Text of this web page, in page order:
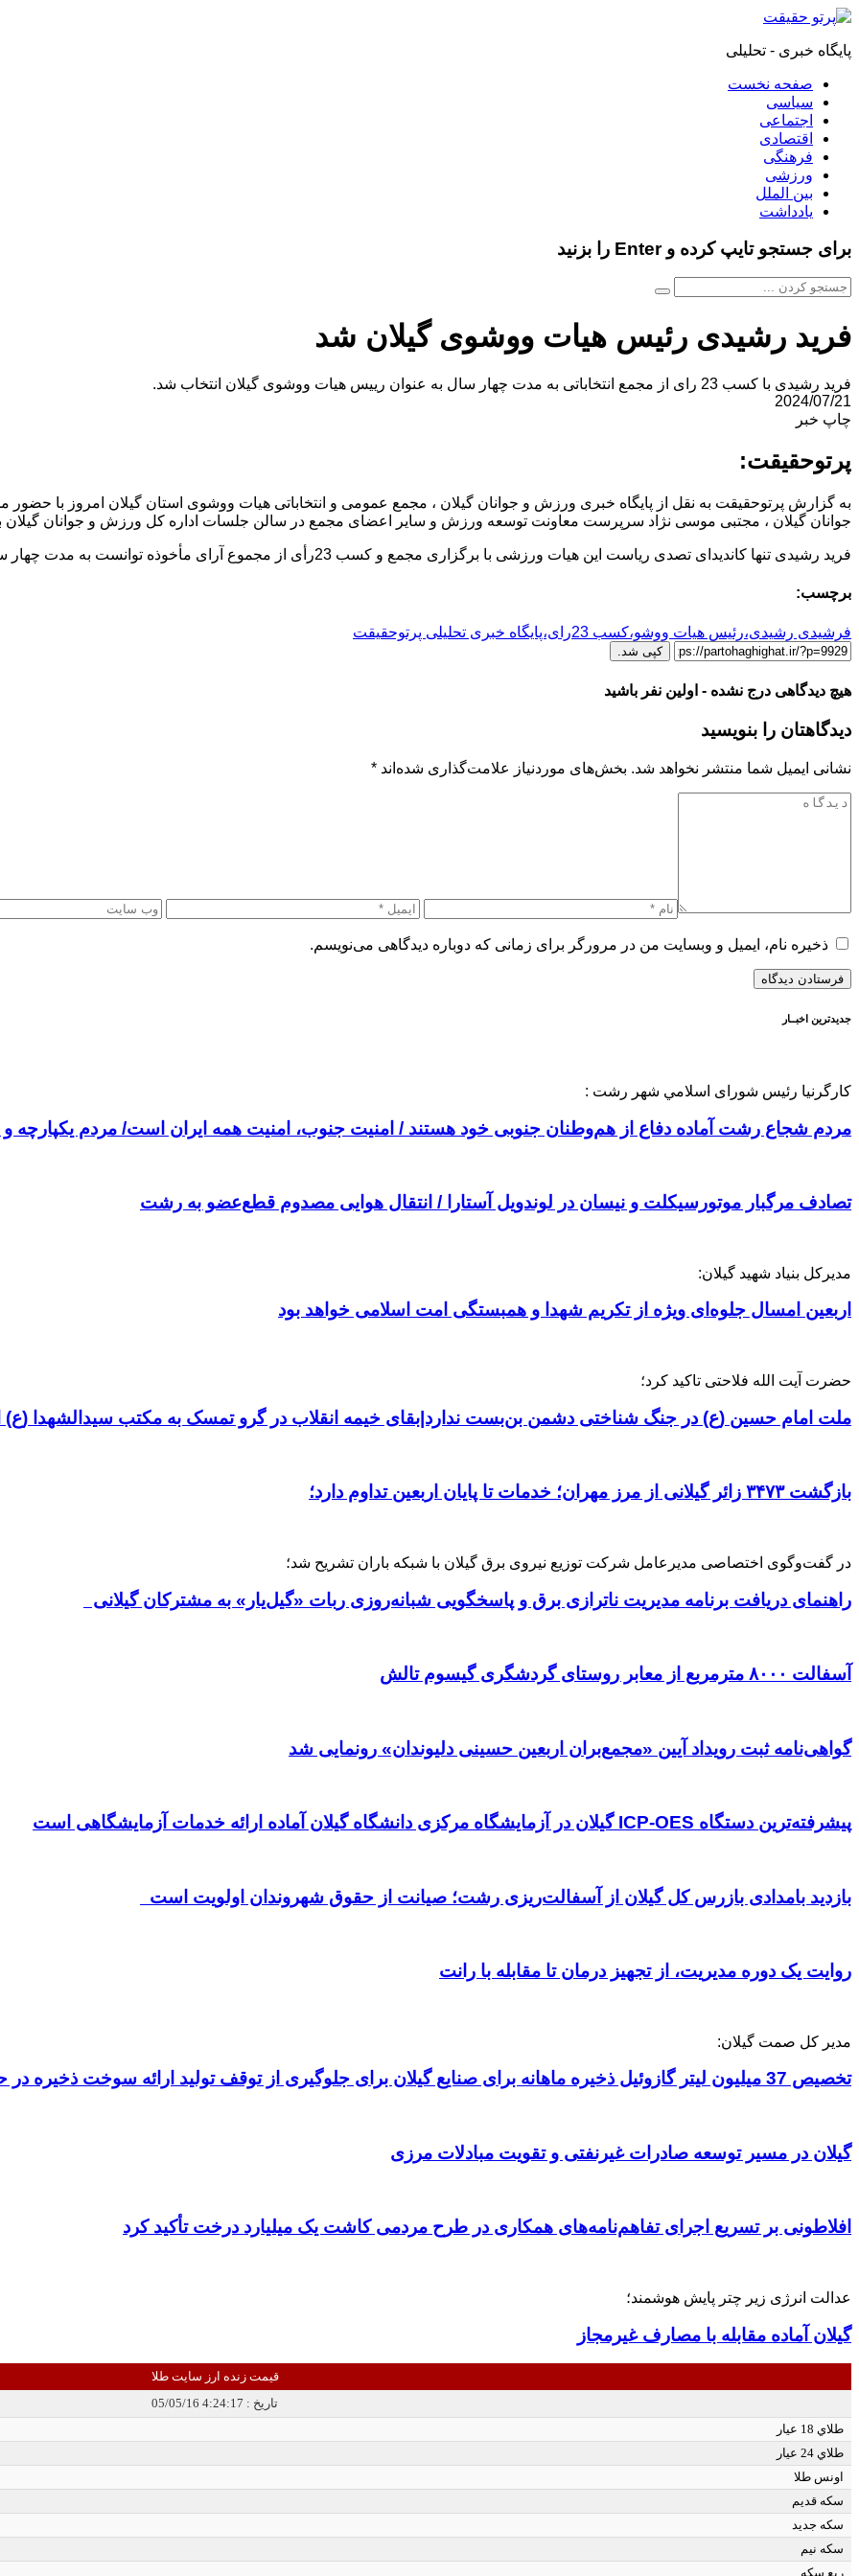
پایگاه خبری - تحلیلی
صفحه نخست
سیاسی
اجتماعی
اقتصادی
فرهنگی
ورزشی
بین الملل
یادداشت
برای جستجو تایپ کرده و Enter را بزنید
فرید رشیدی رئیس هیات ووشوی گیلان شد
فرید رشیدی با کسب 23 رای از مجمع انتخاباتی به مدت چهار سال به عنوان رییس هیات ووشوی گیلان انتخاب شد.
2024/07/21
چاپ خبر
پرتوحقیقت:
به گزارش پرتوحقیقت به نقل از پایگاه خبری ورزش و جوانان گیلان ، مجمع عمومی و انتخاباتی هیات ووشوی استان گیلان امروز با
جوانان گیلان ، مجتبی موسی نژاد سرپرست معاونت توسعه ورزش و سایر اعضای مجمع در سالن جلسات اداره کل ورزش و جوانان گیلان
فرید رشیدی تنها کاندیدای تصدی ریاست این هیات ورزشی با برگزاری مجمع و کسب 23رأی از مجموع آرای مأخوذه توانست به مدت چهار سال سکان هدایت هیات ووشوی استان گیلان را برعهده بگیرد.
برچسب:
فرشیدی رشیدی،رئیس هیات ووشو،کسب 23رای،پایگاه خبری تحلیلی پرتوحقیقت
کپی شد.
هیچ دیدگاهی درج نشده - اولین نفر باشید
دیدگاهتان را بنویسید
نشانی ایمیل شما منتشر نخواهد شد. بخش‌های موردنیاز علامت‌گذاری شده‌اند *
ذخیره نام، ایمیل و وبسایت من در مرورگر برای زمانی که دوباره دیدگاهی می‌نویسم.
جدیدترین اخبــار
کارگرنیا رئیس شورای اسلامي شهر رشت :
مردم شجاع رشت آماده دفاع از هم‌وطنان جنوبی خود هستند / امنیت جنوب، امنیت همه ایران است/ مردم یکپارچه و
تصادف مرگبار موتورسیکلت و نیسان در لوندویل آستارا / انتقال هوایی مصدوم قطع‌عضو به رشت
مدیرکل بنیاد شهید گیلان:
اربعین امسال جلوه‌ای ویژه از تکریم شهدا و همبستگی امت اسلامی خواهد بود
حضرت آیت الله فلاحتی تاکید کرد؛
ملت امام حسین (ع) در جنگ شناختی دشمن بن‌بست ندارد|بقای خیمه انقلاب در گرو تمسک به مکتب سیدالشهدا
بازگشت ۳۴۷۳ زائر گیلانی از مرز مهران؛ خدمات تا پایان اربعین تداوم دارد؛
در گفت‌وگوی اختصاصی مدیرعامل شرکت توزیع نیروی برق گیلان با شبکه باران تشریح شد؛
راهنمای دریافت برنامه مدیریت ناترازی برق و پاسخگویی شبانه‌روزی ربات «گیل‌یار» به مشترکان گیلانی
آسفالت ۸۰۰۰ مترمربع از معابر روستای گردشگری گیسوم تالش
گواهی‌نامه ثبت رویداد آیین «مجمع‌بران اربعین حسینی دلیوندان» رونمایی شد
پیشرفته‌ترین دستگاه ICP-OES گیلان در آزمایشگاه مرکزی دانشگاه گیلان آماده ارائه خدمات آزمایشگاهی است
بازدید بامدادی بازرس کل گیلان از آسفالت‌ریزی رشت؛ صیانت از حقوق شهروندان اولویت است
روایت یک دوره مدیریت، از تجهیز درمان تا مقابله با رانت
مدیر کل صمت گیلان:
تخصیص 37 میلیون لیتر گازوئیل ذخیره ماهانه برای صنایع گیلان برای جلوگیری از توقف تولید ارائه سوخت ذخیره در حال انجام است
گیلان در مسیر توسعه صادرات غیرنفتی و تقویت مبادلات مرزی
افلاطونی بر تسریع اجرای تفاهم‌نامه‌های همکاری در طرح مردمی کاشت یک میلیارد درخت تأکید کرد
عدالت انرژی زیر چتر پایش هوشمند؛
گیلان آماده مقابله با مصارف غیرمجاز